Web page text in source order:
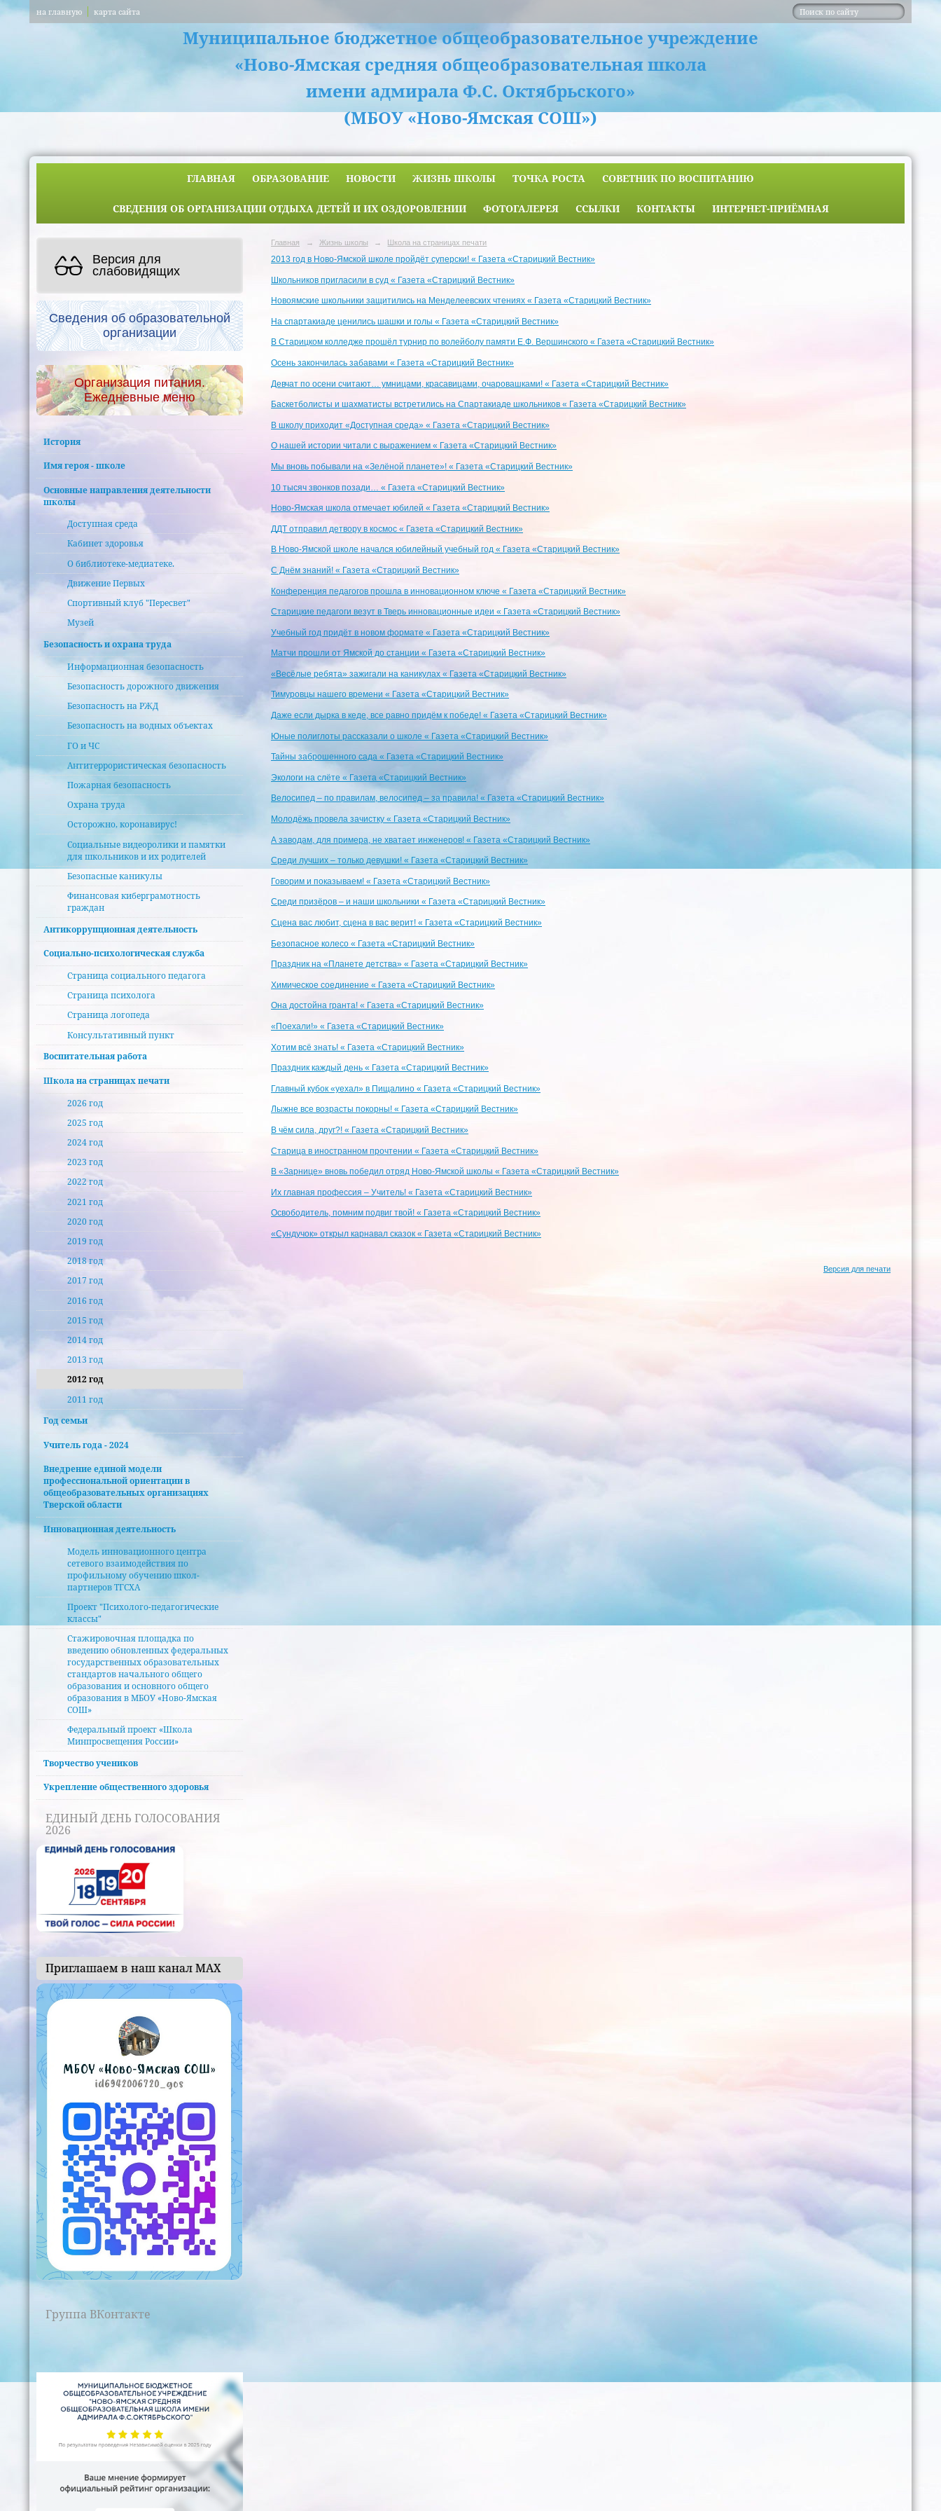
на главную карта сайта
Муниципальное бюджетное общеобразовательное учреждение
«Ново-Ямская средняя общеобразовательная школа
имени адмирала Ф.С. Октябрьского»
(МБОУ «Ново-Ямская СОШ»)
ГЛАВНАЯ ОБРАЗОВАНИЕ НОВОСТИ ЖИЗНЬ ШКОЛЫ ТОЧКА РОСТА СОВЕТНИК ПО ВОСПИТАНИЮ
СВЕДЕНИЯ ОБ ОРГАНИЗАЦИИ ОТДЫХА ДЕТЕЙ И ИХ ОЗДОРОВЛЕНИИ ФОТОГАЛЕРЕЯ ССЫЛКИ КОНТАКТЫ ИНТЕРНЕТ-ПРИЁМНАЯ
Версия для
слабовидящих
Сведения об образовательной
организации
Организация питания.
Ежедневные меню
История
Имя героя - школе
Основные направления деятельности
школы
Доступная среда
Кабинет здоровья
О библиотеке-медиатеке.
Движение Первых
Спортивный клуб "Пересвет"
Музей
Безопасность и охрана труда
Информационная безопасность
Безопасность дорожного движения
Безопасность на РЖД
Безопасность на водных объектах
ГО и ЧС
Антитеррористическая безопасность
Пожарная безопасность
Охрана труда
Осторожно, коронавирус!
Социальные видеоролики и памятки
для школьников и их родителей
Безопасные каникулы
Финансовая киберграмотность
граждан
Антикоррупционная деятельность
Социально-психологическая служба
Страница социального педагога
Страница психолога
Страница логопеда
Консультативный пункт
Воспитательная работа
Школа на страницах печати
2026 год
2025 год
2024 год
2023 год
2022 год
2021 год
2020 год
2019 год
2018 год
2017 год
2016 год
2015 год
2014 год
2013 год
2012 год
2011 год
Год семьи
Учитель года - 2024
Внедрение единой модели
профессиональной ориентации в
общеобразовательных организациях
Тверской области
Инновационная деятельность
Модель инновационного центра
сетевого взаимодействия по
профильному обучению школ-
партнеров ТГСХА
Проект "Психолого-педагогические
классы"
Стажировочная площадка по
введению обновленных федеральных
государственных образовательных
стандартов начального общего
образования и основного общего
образования в MБОУ «Ново-Ямская
СОШ»
Федеральный проект «Школа
Минпросвещения России»
Творчество учеников
Укрепление общественного здоровья
ЕДИНЫЙ ДЕНЬ ГОЛОСОВАНИЯ
2026
Приглашаем в наш канал МАХ
Группа ВКонтакте
Главная → Жизнь школы → Школа на страницах печати
2013 год в Ново-Ямской школе пройдёт суперски! « Газета «Старицкий Вестник»
Школьников пригласили в суд « Газета «Старицкий Вестник»
Новоямские школьники защитились на Менделеевских чтениях « Газета «Старицкий Вестник»
На спартакиаде ценились шашки и голы « Газета «Старицкий Вестник»
В Старицком колледже прошёл турнир по волейболу памяти Е.Ф. Вершинского « Газета «Старицкий Вестник»
Осень закончилась забавами « Газета «Старицкий Вестник»
Девчат по осени считают… умницами, красавицами, очаровашками! « Газета «Старицкий Вестник»
Баскетболисты и шахматисты встретились на Спартакиаде школьников « Газета «Старицкий Вестник»
В школу приходит «Доступная среда» « Газета «Старицкий Вестник»
О нашей истории читали с выражением « Газета «Старицкий Вестник»
Мы вновь побывали на «Зелёной планете»! « Газета «Старицкий Вестник»
10 тысяч звонков позади… « Газета «Старицкий Вестник»
Ново-Ямская школа отмечает юбилей « Газета «Старицкий Вестник»
ДДТ отправил детвору в космос « Газета «Старицкий Вестник»
В Ново-Ямской школе начался юбилейный учебный год « Газета «Старицкий Вестник»
С Днём знаний! « Газета «Старицкий Вестник»
Конференция педагогов прошла в инновационном ключе « Газета «Старицкий Вестник»
Старицкие педагоги везут в Тверь инновационные идеи « Газета «Старицкий Вестник»
Учебный год придёт в новом формате « Газета «Старицкий Вестник»
Матчи прошли от Ямской до станции « Газета «Старицкий Вестник»
«Весёлые ребята» зажигали на каникулах « Газета «Старицкий Вестник»
Тимуровцы нашего времени « Газета «Старицкий Вестник»
Даже если дырка в кеде, все равно придём к победе! « Газета «Старицкий Вестник»
Юные полиглоты рассказали о школе « Газета «Старицкий Вестник»
Тайны заброшенного сада « Газета «Старицкий Вестник»
Экологи на слёте « Газета «Старицкий Вестник»
Велосипед – по правилам, велосипед – за правила! « Газета «Старицкий Вестник»
Молодёжь провела зачистку « Газета «Старицкий Вестник»
А заводам, для примера, не хватает инженеров! « Газета «Старицкий Вестник»
Среди лучших – только девушки! « Газета «Старицкий Вестник»
Говорим и показываем! « Газета «Старицкий Вестник»
Среди призёров – и наши школьники « Газета «Старицкий Вестник»
Сцена вас любит, сцена в вас верит! « Газета «Старицкий Вестник»
Безопасное колесо « Газета «Старицкий Вестник»
Праздник на «Планете детства» « Газета «Старицкий Вестник»
Химическое соединение « Газета «Старицкий Вестник»
Она достойна гранта! « Газета «Старицкий Вестник»
«Поехали!» « Газета «Старицкий Вестник»
Хотим всё знать! « Газета «Старицкий Вестник»
Праздник каждый день « Газета «Старицкий Вестник»
Главный кубок «уехал» в Пищалино « Газета «Старицкий Вестник»
Лыжне все возрасты покорны! « Газета «Старицкий Вестник»
В чём сила, друг?! « Газета «Старицкий Вестник»
Старица в иностранном прочтении « Газета «Старицкий Вестник»
В «Зарнице» вновь победил отряд Ново-Ямской школы « Газета «Старицкий Вестник»
Их главная профессия – Учитель! « Газета «Старицкий Вестник»
Освободитель, помним подвиг твой! « Газета «Старицкий Вестник»
«Сундучок» открыл карнавал сказок « Газета «Старицкий Вестник»
Версия для печати